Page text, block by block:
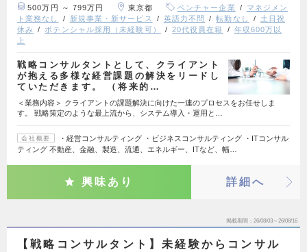
500万円 ～ 799万円 東京都 ベンチャー企業
マネジメン
ト業務なし
新規事業・新サービス 英語力不問 転勤なし
土日祝
休み
ポテンシャル採用（未経験可） 20代役員在籍
年収600万以
上
戦略コンサルタントとして、クライアント
が抱える多様な経営課題の解決をリードし
ていただきます。 （将来的…
＜業務内容＞ クライアントの課題解決に向けた一連のプロセスをお任せしま
す。 戦略策定のような最上流から、システム導入・運用と…
会社概要
・経営コンサルティング ・ビジネスコンサルティング ・ITコンサル
ティング 不動産、金融、製造、流通、エネルギー、ITなど、幅…
興味あり 詳細へ
掲載期間 26/08/03～26/08/16
【戦略コンサルタント】未経験からコンサル